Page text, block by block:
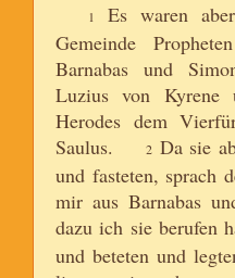
1
Es waren
Gemeinde
Barnabas und
Luzius von Kyrene
Herodes dem
Saulus.
2 Da sie
und fasteten, sprach
mir aus Barnabas
dazu ich sie berufen
und beteten und